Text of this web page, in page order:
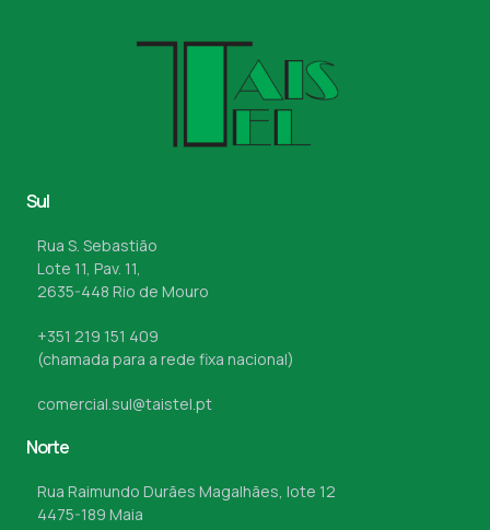
Sul
Rua S. Sebastião
Lote 11, Pav. 11,
2635-448 Rio de Mouro
+351 219 151 409
(chamada para a rede fixa nacional)
comercial.sul@taistel.pt
Norte
Rua Raimundo Durães Magalhães, lote 12
4475-189 Maia